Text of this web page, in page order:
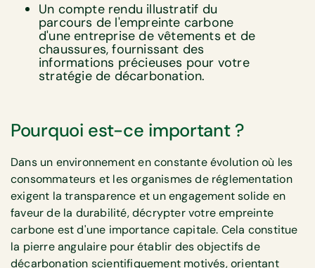
Un compte rendu illustratif du
parcours de l'empreinte carbone
d'une entreprise de vêtements et de
chaussures, fournissant des
informations précieuses pour votre
stratégie de décarbonation.
Pourquoi est-ce important ?
Dans un environnement en constante évolution où les
consommateurs et les organismes de réglementation
exigent la transparence et un engagement solide en
faveur de la durabilité, décrypter votre empreinte
carbone est d'une importance capitale. Cela constitue
la pierre angulaire pour établir des objectifs de
décarbonation scientifiquement motivés, orientant